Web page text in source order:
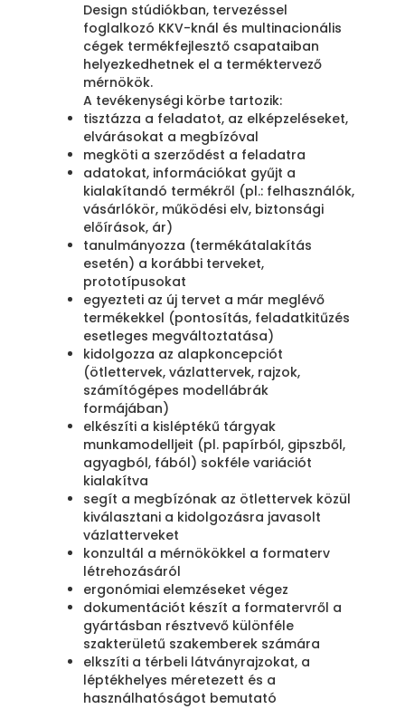
Design stúdiókban, tervezéssel
foglalkozó KKV-knál és multinacionális
cégek termékfejlesztő csapataiban
helyezkedhetnek el a terméktervező
mérnökök.
A tevékenységi körbe tartozik:
tisztázza a feladatot, az elképzeléseket,
elvárásokat a megbízóval
megköti a szerződést a feladatra
adatokat, információkat gyűjt a
kialakítandó termékről (pl.: felhasználók,
vásárlókör, működési elv, biztonsági
előírások, ár)
tanulmányozza (termékátalakítás
esetén) a korábbi terveket,
prototípusokat
egyezteti az új tervet a már meglévő
termékekkel (pontosítás, feladatkitűzés
esetleges megváltoztatása)
kidolgozza az alapkoncepciót
(ötlettervek, vázlattervek, rajzok,
számítógépes modellábrák
formájában)
elkészíti a kisléptékű tárgyak
munkamodelljeit (pl. papírból, gipszből,
agyagból, fából) sokféle variációt
kialakítva
segít a megbízónak az ötlettervek közül
kiválasztani a kidolgozásra javasolt
vázlatterveket
konzultál a mérnökökkel a formaterv
létrehozásáról
ergonómiai elemzéseket végez
dokumentációt készít a formatervről a
gyártásban résztvevő különféle
szakterületű szakemberek számára
elkszíti a térbeli látványrajzokat, a
léptékhelyes méretezett és a
használhatóságot bemutató